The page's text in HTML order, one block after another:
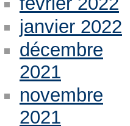
janvier 2022
décembre
2021
novembre
2021